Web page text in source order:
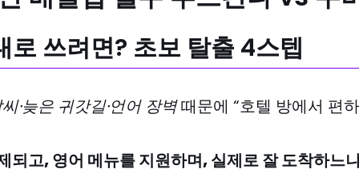
로 쓰려면? 초보 탈출 4스텝
·늦은 귀갓길·언어 장벽때문에 “호텔 방에서 편
되고, 영어 메뉴를 지원하며, 실제로 잘 도착하느